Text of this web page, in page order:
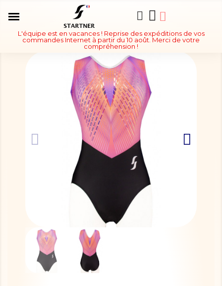
L'équipe est en vacances ! Reprise des expéditions de vos
commandes Internet à partir du 10 août. Merci de votre
compréhension !